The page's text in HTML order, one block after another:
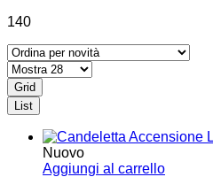
140
Grid
List
Nuovo
Aggiungi al carrello